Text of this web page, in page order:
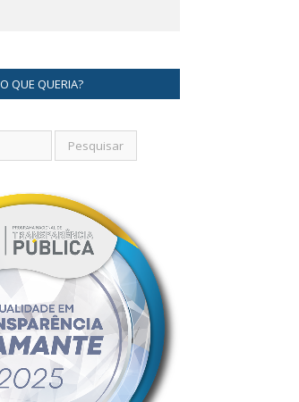
QUE QUERIA?